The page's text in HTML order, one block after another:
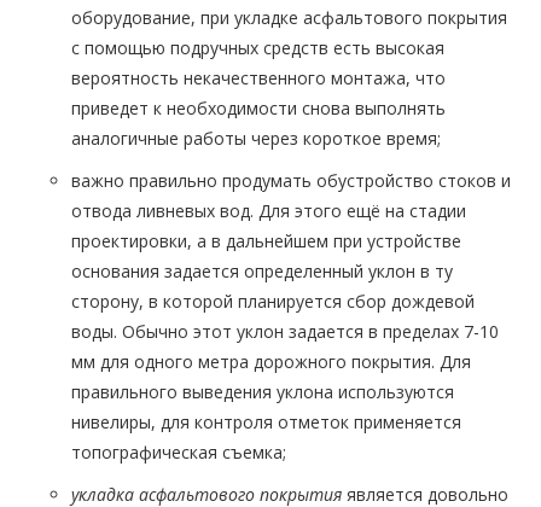
оборудование, при укладке асфальтового покрытия
с помощью подручных средств есть высокая
вероятность некачественного монтажа, что
приведет к необходимости снова выполнять
аналогичные работы через короткое время;
важно правильно продумать обустройство стоков и
отвода ливневых вод. Для этого ещё на стадии
проектировки, а в дальнейшем при устройстве
основания задается определенный уклон в ту
сторону, в которой планируется сбор дождевой
воды. Обычно этот уклон задается в пределах 7-10
мм для одного метра дорожного покрытия. Для
правильного выведения уклона используются
нивелиры, для контроля отметок применяется
топографическая съемка;
укладка асфальтового покрытия является довольно